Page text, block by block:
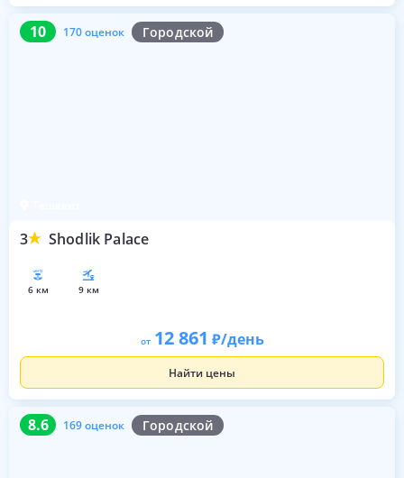
10 170 оценок Городской
3 Shodlik Palace
10 170 оценок
6 км 9 км
от 12 861 /день
Найти цены
8.6 169 оценок Городской
8.6 169 оценок